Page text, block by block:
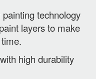
technology
layers to make
high durability